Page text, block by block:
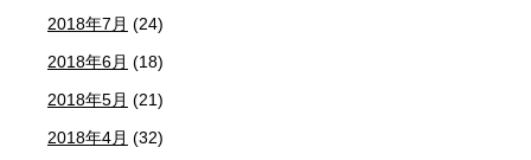
2018年7月 (24)
2018年6月 (18)
2018年5月 (21)
2018年4月 (32)